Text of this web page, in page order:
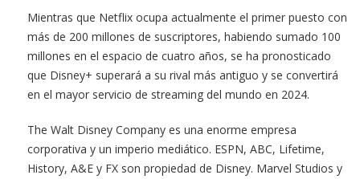
Mientras que Netflix ocupa actualmente el primer puesto con
más de 200 millones de suscriptores, habiendo sumado 100
millones en el espacio de cuatro años, se ha pronosticado
que Disney+ superará a su rival más antiguo y se convertirá
en el mayor servicio de streaming del mundo en 2024.
The Walt Disney Company es una enorme empresa
corporativa y un imperio mediático. ESPN, ABC, Lifetime,
History, A&E y FX son propiedad de Disney. Marvel Studios y